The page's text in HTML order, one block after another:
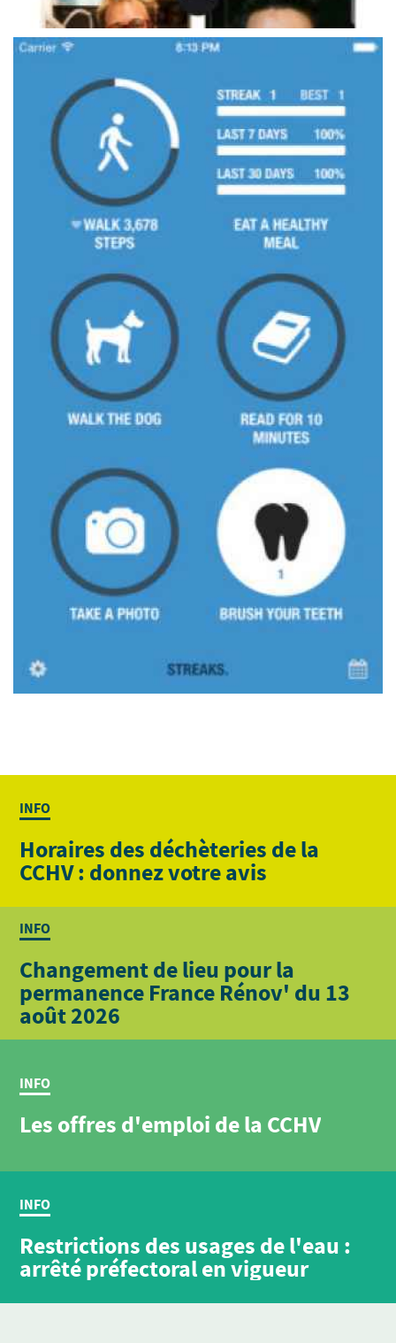
INFO
Horaires des déchèteries de la
CCHV : donnez votre avis
INFO
Changement de lieu pour la
permanence France Rénov' du 13
août 2026
INFO
Les offres d'emploi de la CCHV
INFO
Restrictions des usages de l'eau :
arrêté préfectoral en vigueur